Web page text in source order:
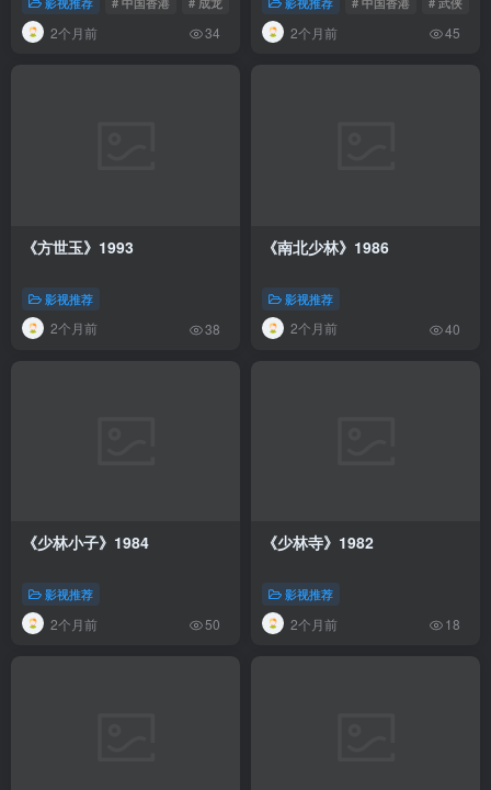
2个月前 34 2个月前 45
《方世玉》1993
影视推荐
2个月前 38
《南北少林》1986
影视推荐
2个月前 40
《少林小子》1984
影视推荐
2个月前 50
《少林寺》1982
影视推荐
2个月前 18